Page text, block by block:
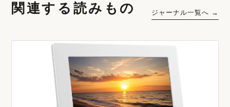
関連する読みもの ジャーナル一覧へ →